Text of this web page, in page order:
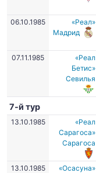
06.10.1985
«Реал»
Мадрид
07.11.1985
«Реал
Бетис»
Севилья
7-й тур
13.10.1985
«Реал
Сарагоса»
Сарагоса
13.10.1985
«Осасуна»